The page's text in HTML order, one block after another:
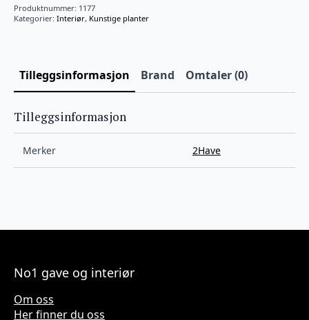
Produktnummer: 1177
Kategorier: Interiør, Kunstige planter
Tilleggsinformasjon Brand Omtaler (0)
Tilleggsinformasjon
Merker 2Have
No1 gave og interiør
Om oss
Her finner du oss